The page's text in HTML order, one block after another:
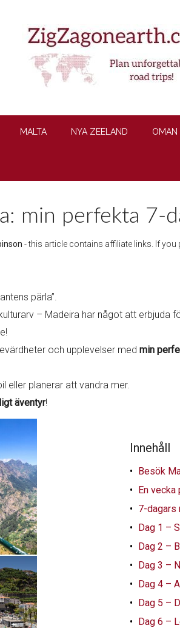
MALTA NYA ZEELAND OMAN
min perfekta 7-
- this article contains affiliate links. If
pärla”.
– Madeira har något att erbjuda
och upplevelser med min
eller planerar att vandra mer.
äventyr!
Innehåll
Besök
En vecka
7-dagars
Dag 1 –
Dag 2 –
Dag 3 –
Dag 4 –
Dag 5 –
Dag 6 –